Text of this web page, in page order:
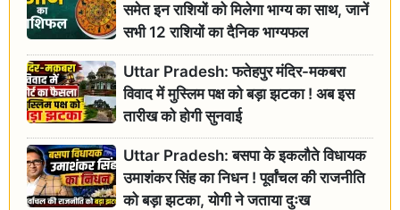
समेत इन राशियों को मिलेगा भाग्य का साथ, जानें
सभी 12 राशियों का दैनिक भाग्यफल
Uttar Pradesh: फतेहपुर मंदिर-मकबरा
विवाद में मुस्लिम पक्ष को बड़ा झटका ! अब इस
तारीख को होगी सुनवाई
Uttar Pradesh: बसपा के इकलौते विधायक
उमाशंकर सिंह का निधन ! पूर्वांचल की राजनीति
को बड़ा झटका, योगी ने जताया दुःख